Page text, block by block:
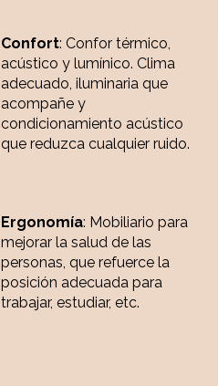
Confort: Confor térmico,
acústico y lumínico. Clima
adecuado, iluminaria que
acompañe y
condicionamiento acústico
que reduzca cualquier ruido.
Ergonomía: Mobiliario para
mejorar la salud de las
personas, que refuerce la
posición adecuada para
trabajar, estudiar, etc.